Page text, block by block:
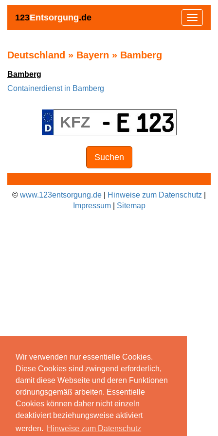
Wir verwenden nur essentielle Cookies.
Diese Cookies sind zwingend erforderlich,
damit diese Webseite und deren Funktionen
ordnungsgemäß arbeiten. Essentielle
Cookies können daher nicht einzeln
deaktiviert beziehungsweise aktiviert
werden. Hinweise zum Datenschutz
123Entsorgung.de
Toggle
Deutschland » Bayern » Bamberg
Bamberg
Containerdienst in Bamberg
Suchen
© www.123entsorgung.de Hinweise zum Datenschutz
Impressum| Sitemap